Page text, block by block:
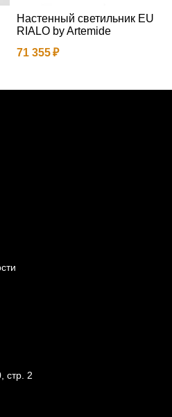
Настенный светильник EU
RIALO by Artemide
71 355
стр. 2